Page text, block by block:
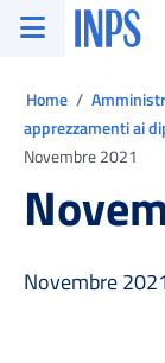
Vai al menu principale
Vai al contenuto
Vai al pie' di pagina
INPS ()
Home
apprezzamenti ai
Novembre 2021
Novembre 2021